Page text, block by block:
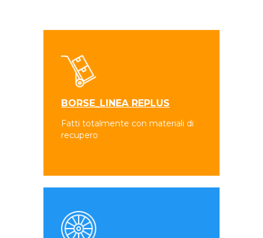
BORSE_LINEA REPLUS
Fatti totalmente con materiali di
recupero